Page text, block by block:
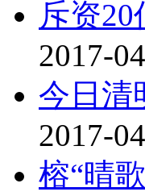
斥资
2017-
今日清
2017-
榕“晴